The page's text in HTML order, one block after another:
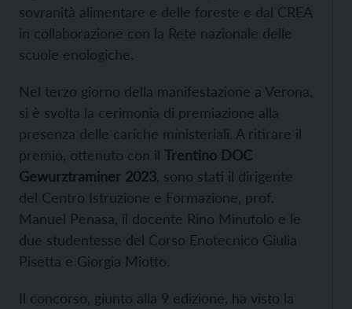
sovranità alimentare e delle foreste e dal CREA
in collaborazione con la Rete nazionale delle
scuole enologiche.
Nel terzo giorno della manifestazione a Verona,
si è svolta la cerimonia di premiazione alla
presenza delle cariche ministeriali. A ritirare il
premio, ottenuto con il Trentino DOC
Gewurztraminer 2023 , sono stati il dirigente
del Centro Istruzione e Formazione, prof.
Manuel Penasa, il docente Rino Minutolo e le
due studentesse del Corso Enotecnico Giulia
Pisetta e Giorgia Miotto.
Il concorso, giunto alla 9 edizione, ha visto la